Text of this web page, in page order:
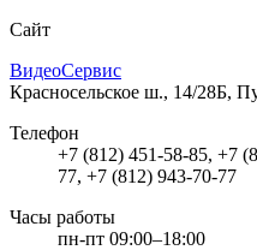
Сайт
ВидеоСервис
Красносельское ш., 14/28Б,
Телефон
+7 (812) 451-58-85, +7
77, +7 (812) 943-70-77
Часы работы
пн-пт 09:00–18:00